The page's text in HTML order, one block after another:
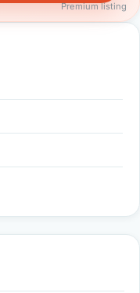
Premium listing